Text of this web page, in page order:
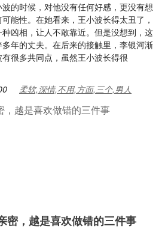
的时候，对他没有任何好感，更没有想
能性。在她看来，王小波长得太丑了，
凶相，让人不敢靠近。但是没想到，这
年的丈夫。在后来的接触里，李银河渐
很多共同点，虽然王小波长得很
柔软,深情,不用,方面,三个,男人
密，越是喜欢做错的三件事